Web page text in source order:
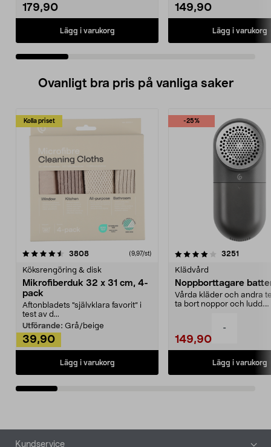
-
179,90
Lägg i varukorg
149,90
Lägg i varukorg
Ovanligt bra pris på vanliga saker
Kolla priset
3808recensioner (9,97/st)
Köksrengöring & disk
Mikrofiberduk 32 x 31 cm, 4-
pack
Aftonbladets "självklara favorit” i
test av d...
Utförande: Grå/beige
39,90
Lägg i varukorg
-25%
4.0av 5 stjärnor 3251
Klädvård
Noppborttagare
Vårda kläder och andra
ta bort noppor och ludd.
149,90
Lägg i varukorg
4.5av 5 stjärnor
Sidfot
Kundservice